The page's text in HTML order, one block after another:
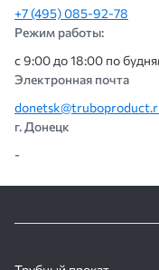
+7 (495) 085-92-78
Режим работы:
с 9:00 до 18:00 по
Электронная почта
г. Донецк
-